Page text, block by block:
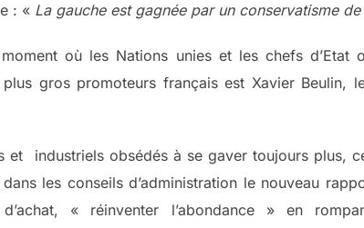
: « La gauche est gagnée par un conservatisme
où les Nations unies et les chefs d’Etat
gros promoteurs français est Xavier Beulin,
et industriels obsédés à se gaver toujours plus,
les conseils d’administration le nouveau
« réinventer l’abondance » en